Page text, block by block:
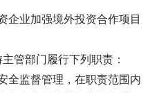
企业加强境外投资合作项目
管部门履行下列职责：
全监督管理，在职责范围内